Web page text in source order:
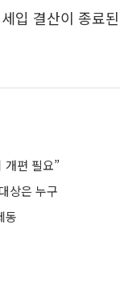
입 결산이 종료
개편 필요”
상은 누구
동